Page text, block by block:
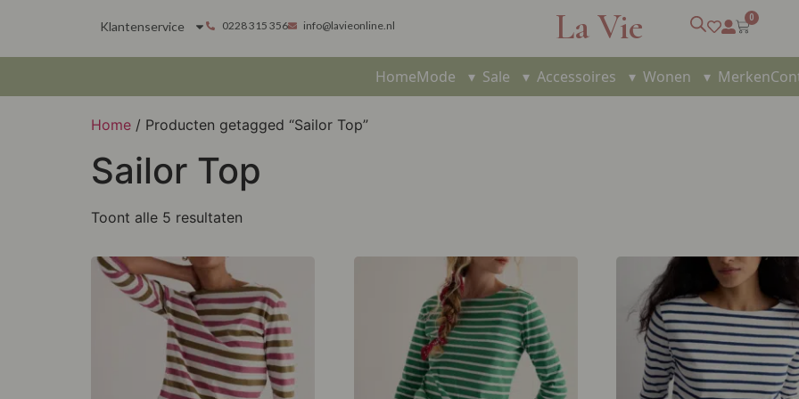
Klantenservice 0228 315 356 info@lavieonline.nl La Vie 0
HomeMode ▾ Sale ▾ Accessoires ▾ Wonen ▾ Merken
Home / Producten getagged “Sailor Top”
Sailor Top
Toont alle 5 resultaten